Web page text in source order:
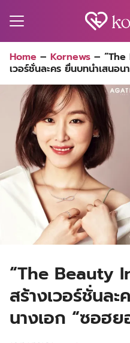
for:
Home – Kornews – “The
เวอร์ชั่นละคร ยื่นบทนำเสนอ
“The Beauty
สร้างเวอร์ชั่นล
นางเอก “ซอฮย